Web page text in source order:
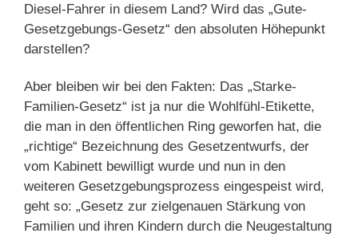
Diesel-Fahrer in diesem Land? Wird das „Gute-
Gesetzgebungs-Gesetz“ den absoluten Höhepunkt
darstellen?
Aber bleiben wir bei den Fakten: Das „Starke-
Familien-Gesetz“ ist ja nur die Wohlfühl-Etikette,
die man in den öffentlichen Ring geworfen hat, die
„richtige“ Bezeichnung des Gesetzentwurfs, der
vom Kabinett bewilligt wurde und nun in den
weiteren Gesetzgebungsprozess eingespeist wird,
geht so: „Gesetz zur zielgenauen Stärkung von
Familien und ihren Kindern durch die Neugestaltung